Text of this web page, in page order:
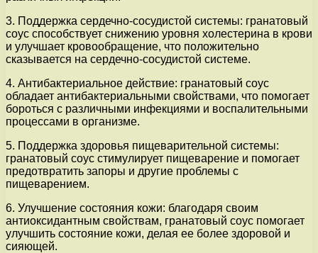
3. Поддержка сердечно-сосудистой системы: гранатовый
соус способствует снижению уровня холестерина в крови
и улучшает кровообращение, что положительно
сказывается на сердечно-сосудистой системе.
4. Антибактериальное действие: гранатовый соус
обладает антибактериальными свойствами, что помогает
бороться с различными инфекциями и воспалительными
процессами в организме.
5. Поддержка здоровья пищеварительной системы:
гранатовый соус стимулирует пищеварение и помогает
предотвратить запоры и другие проблемы с
пищеварением.
6. Улучшение состояния кожи: благодаря своим
антиоксидантным свойствам, гранатовый соус помогает
улучшить состояние кожи, делая ее более здоровой и
сияющей.